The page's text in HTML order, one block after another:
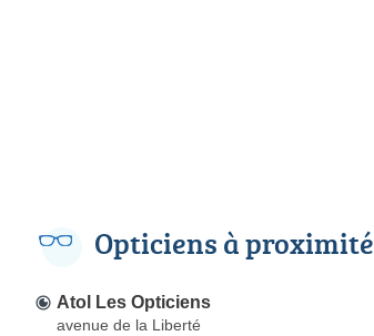
Opticiens à proximité
Atol Les Opticiens
avenue de la Liberté